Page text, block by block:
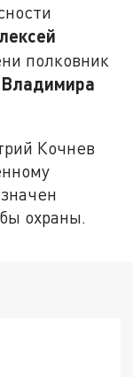
полковник
Владимира
Кочнев
охраны.